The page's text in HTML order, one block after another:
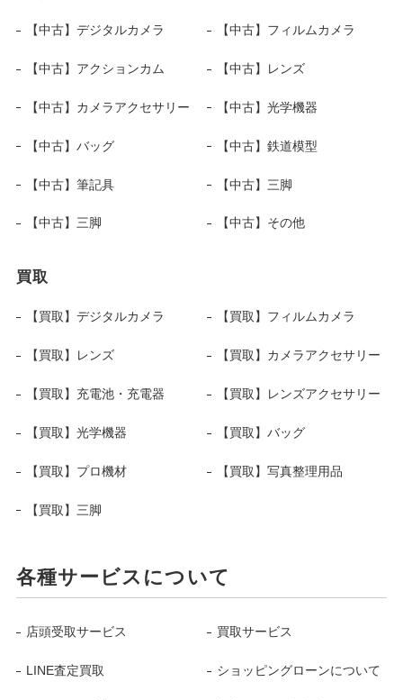
【中古】デジタルカメラ 【中古】フィルムカメラ
【中古】アクションカム 【中古】レンズ
【中古】カメラアクセサリー 【中古】光学機器
【中古】バッグ 【中古】鉄道模型
【中古】筆記具 【中古】三脚
【中古】三脚 【中古】その他
買取
【買取】デジタルカメラ 【買取】フィルムカメラ
【買取】レンズ 【買取】カメラアクセサリー
【買取】充電池・充電器 【買取】レンズアクセサリー
【買取】光学機器 【買取】バッグ
【買取】プロ機材 【買取】写真整理用品
【買取】三脚
各種サービスについて
店頭受取サービス 買取サービス
LINE査定買取 ショッピングローンについて